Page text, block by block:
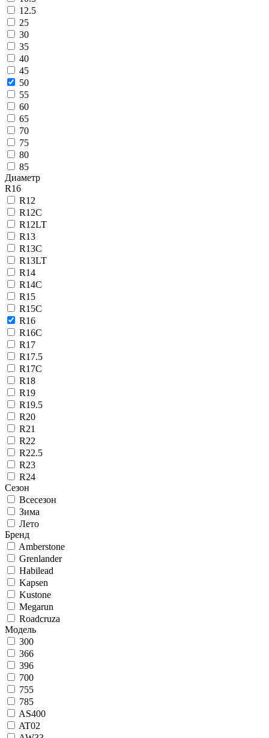
12.5
25
30
35
40
45
50
55
60
65
70
75
80
85
Диаметр
R16
R12
R12C
R12LT
R13
R13C
R13LT
R14
R14C
R15
R15C
R16
R16C
R17
R17.5
R17C
R18
R19
R19.5
R20
R21
R22
R22.5
R23
R24
Сезон
Всесезон
Зима
Лето
Бренд
Amberstone
Grenlander
Habilead
Kapsen
Kustone
Megarun
Roadcruza
Модель
300
366
396
700
755
785
AS400
AT02